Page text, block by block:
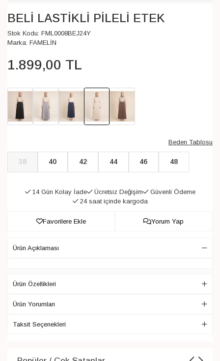
BELİ LASTİKLİ PİLELİ ETEK
Stok Kodu: FML0008BEJ24Y
Marka: FAMELİN
1.899,00 TL
Beden Tablosu
38 40 42 44 46 48
14 Gün Kolay İade Ücretsiz Değişim
Güvenli Ödeme
24 saat içinde kargoda
Favorilere Ekle Yorum Yap
Ürün Açıklaması
Ürün Özellikleri
Ürün Yorumları
Taksit Seçenekleri